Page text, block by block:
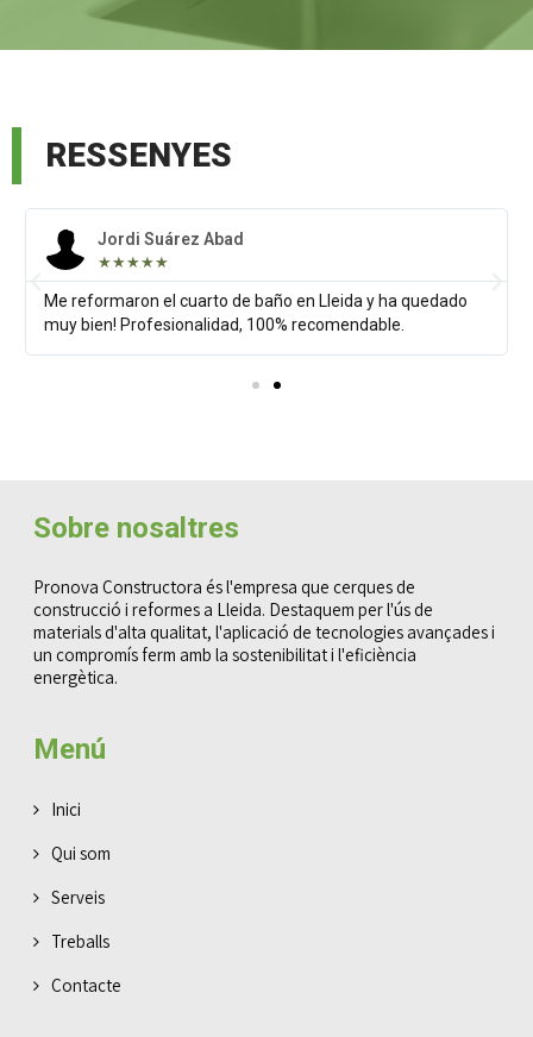
RESSENYES
Jordi Suárez Abad
★★★★★
Me reformaron el cuarto de baño en Lleida y ha quedado
muy bien! Profesionalidad, 100% recomendable.
Sobre nosaltres
Pronova Constructora és l'empresa que cerques de
construcció i reformes a Lleida. Destaquem per l'ús de
materials d'alta qualitat, l'aplicació de tecnologies avançades i
un compromís ferm amb la sostenibilitat i l'eficiència
energètica.
Menú
Inici
Qui som
Serveis
Treballs
Contacte